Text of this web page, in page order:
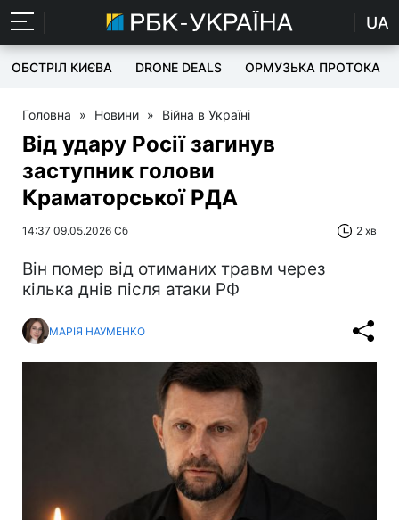
UA
ОБСТРІЛ КИЄВА DRONE DEALS ОРМУЗЬКА ПРОТОКА
Головна » Новини » Війна в Україні
Від удару Росії загинув
заступник голови
Краматорської РДА
14:37 09.05.2026 Сб 2 хв
Він помер від отиманих травм через
кілька днів після атаки РФ
МАРІЯ НАУМЕНКО